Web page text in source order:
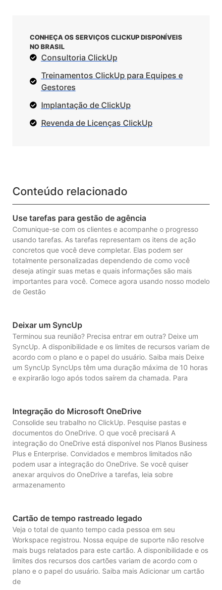
CONHEÇA OS SERVIÇOS CLICKUP DISPONÍVEIS
NO BRASIL
Consultoria ClickUp
Treinamentos ClickUp para Equipes e
Gestores
Implantação de ClickUp
Revenda de Licenças ClickUp
Conteúdo relacionado
Use tarefas para gestão de agência
Comunique-se com os clientes e acompanhe o progresso
usando tarefas. As tarefas representam os itens de ação
concretos que você deve completar. Elas podem ser
totalmente personalizadas dependendo de como você
deseja atingir suas metas e quais informações são mais
importantes para você. Comece agora usando nosso modelo
de Gestão
Deixar um SyncUp
Terminou sua reunião? Precisa entrar em outra? Deixe um
SyncUp. A disponibilidade e os limites de recursos variam de
acordo com o plano e o papel do usuário. Saiba mais Deixe
um SyncUp SyncUps têm uma duração máxima de 10 horas
e expirarão logo após todos saírem da chamada. Para
Integração do Microsoft OneDrive
Consolide seu trabalho no ClickUp. Pesquise pastas e
documentos do OneDrive. O que você precisará A
integração do OneDrive está disponível nos Planos Business
Plus e Enterprise. Convidados e membros limitados não
podem usar a integração do OneDrive. Se você quiser
anexar arquivos do OneDrive a tarefas, leia sobre
armazenamento
Cartão de tempo rastreado legado
Veja o total de quanto tempo cada pessoa em seu
Workspace registrou. Nossa equipe de suporte não resolve
mais bugs relatados para este cartão. A disponibilidade e os
limites dos recursos dos cartões variam de acordo com o
plano e o papel do usuário. Saiba mais Adicionar um cartão
de